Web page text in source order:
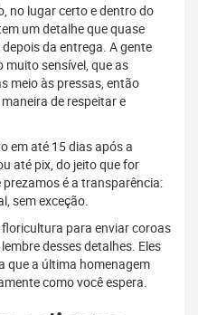
no lugar certo e dentro do
um detalhe que quase
da entrega. A gente
muito sensível, que as
meio às pressas, então
de respeitar e
em até 15 dias após a
até pix, do jeito que for
é a transparência:
sem exceção.
para enviar coroas
desses detalhes. Eles
que a última homenagem
como você espera.